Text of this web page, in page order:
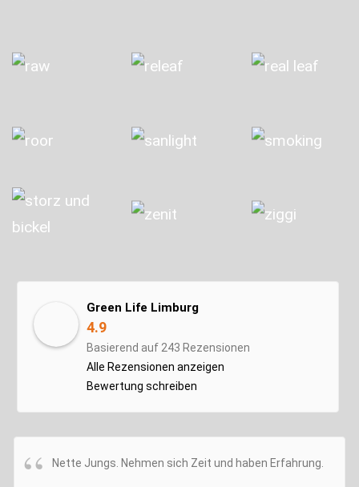
Green Life Limburg
4.9
Basierend auf 243 Rezensionen
Alle Rezensionen anzeigen
Bewertung schreiben
Nette Jungs. Nehmen sich Zeit und haben Erfahrung.